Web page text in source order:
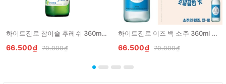
하이트진로 참이슬 후레쉬 360ml HITJINRO Ruou Chamisul Fresh
66.500₫ 70.000₫
하이트진로 이즈 백 소주 360ml HITEJINRO is back soju
66.500₫ 70.000₫